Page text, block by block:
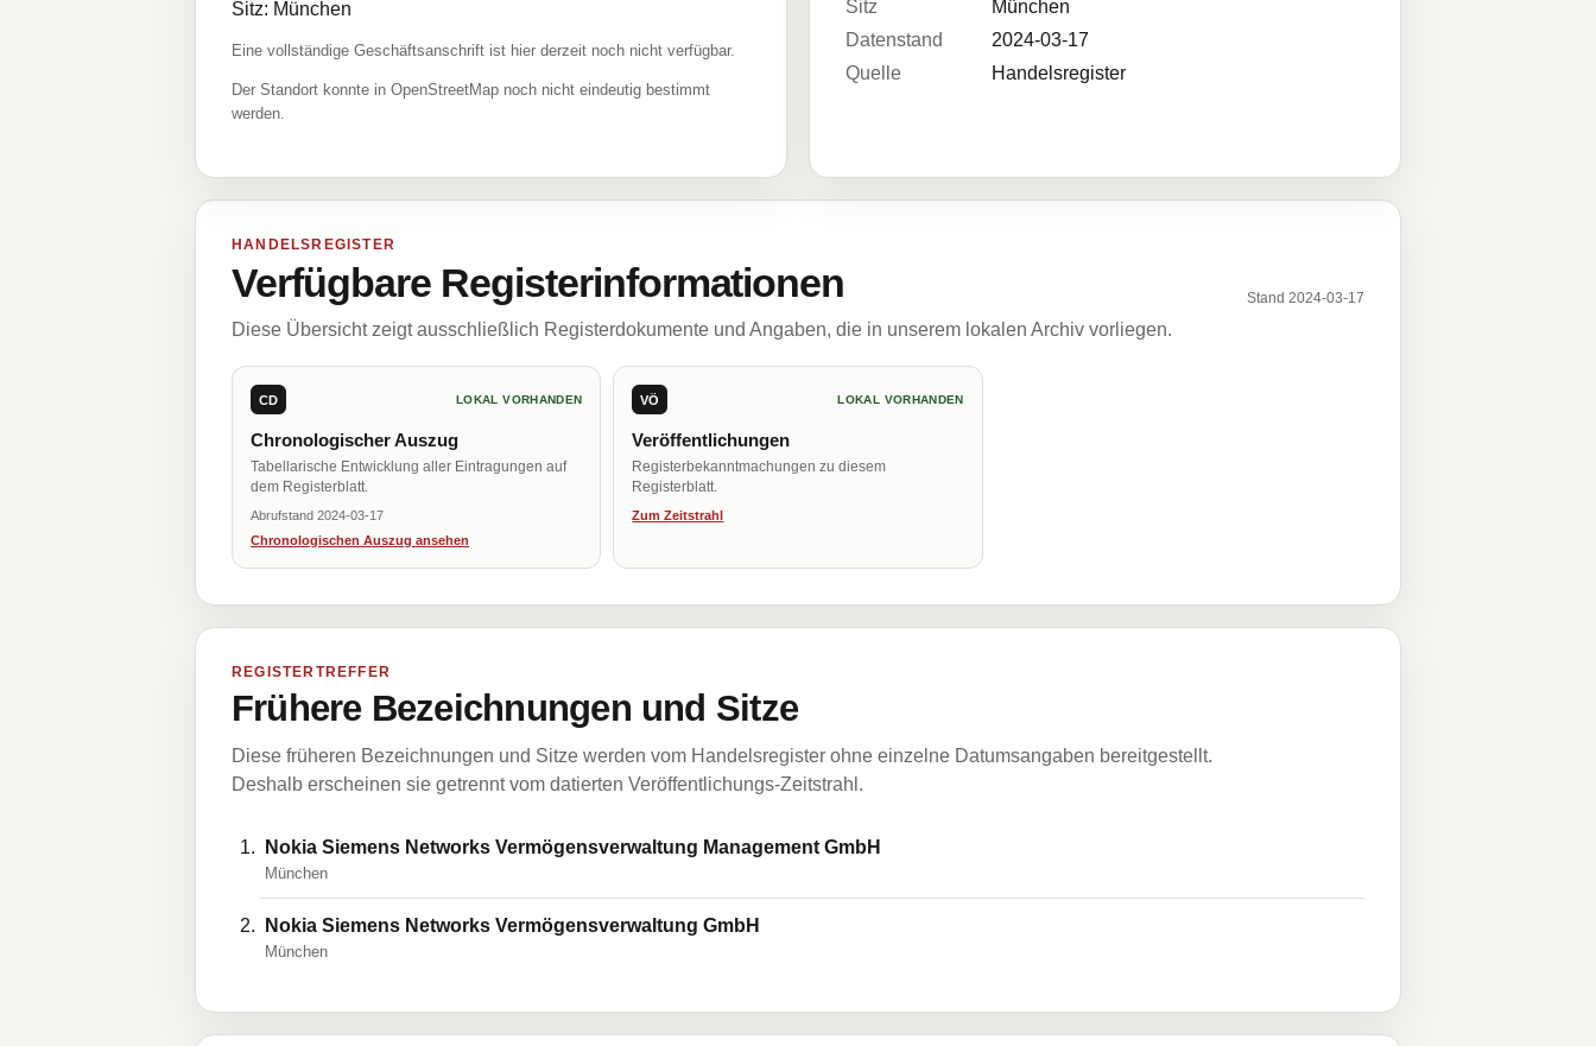
Sitz: München
Eine vollständige Geschäftsanschrift ist hier derzeit noch nicht verfügbar.
Der Standort konnte in OpenStreetMap noch nicht eindeutig bestimmt
werden.
Sitz
München
Datenstand
2024-03-17
Quelle
Handelsregister
HANDELSREGISTER
Verfügbare Registerinformationen Stand 2024-03-17
Diese Übersicht zeigt ausschließlich Registerdokumente und Angaben, die in unserem lokalen Archiv vorliegen.
CD LOKAL VORHANDEN
Chronologischer Auszug
Tabellarische Entwicklung aller Eintragungen auf
dem Registerblatt.
Abrufstand 2024-03-17
Chronologischen Auszug ansehen
VÖ LOKAL VORHANDEN
Veröffentlichungen
Registerbekanntmachungen zu diesem
Registerblatt.
Zum Zeitstrahl
REGISTERTREFFER
Frühere Bezeichnungen und Sitze
Diese früheren Bezeichnungen und Sitze werden vom Handelsregister ohne einzelne Datumsangaben bereitgestellt.
Deshalb erscheinen sie getrennt vom datierten Veröffentlichungs-Zeitstrahl.
Nokia Siemens Networks Vermögensverwaltung Management GmbH
München
Nokia Siemens Networks Vermögensverwaltung GmbH
München